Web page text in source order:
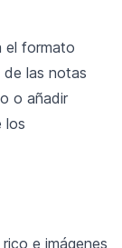
el formato
de las notas
o añadir
los
e imágenes